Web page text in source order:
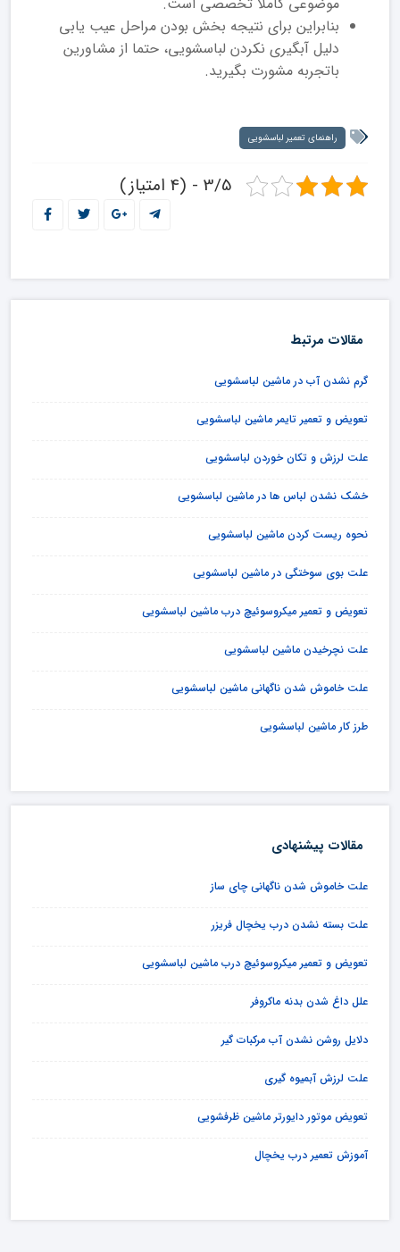
بنابراین برای نتیجه بخش بودن مراحل عیب یابی
دلیل آبگیری نکردن لباسشویی، حتما از مشاورین
باتجربه مشورت بگیرید.
راهنمای تعمیر لباسشویی
3/5 - (4 امتیاز)
مقالات مرتبط
گرم نشدن آب در ماشین لباسشویی
تعویض و تعمیر تایمر ماشین لباسشویی
علت لرزش و تکان خوردن لباسشویی
خشک نشدن لباس ها در ماشین لباسشویی
نحوه ریست کردن ماشین لباسشویی
علت بوی سوختگی در ماشین لباسشویی
تعویض و تعمیر میکروسوئیچ درب ماشین لباسشویی
علت نچرخیدن ماشین لباسشویی
علت خاموش شدن ناگهانی ماشین لباسشویی
طرز کار ماشین لباسشویی
مقالات پیشنهادی
علت خاموش شدن ناگهانی چای ساز
علت بسته نشدن درب یخچال فریزر
تعویض و تعمیر میکروسوئیچ درب ماشین لباسشویی
علل داغ شدن بدنه ماکروفر
دلایل روشن نشدن آب مرکبات گیر
علت لرزش آبمیوه گیری
تعویض موتور دایورتر ماشین ظرفشویی
آموزش تعمیر درب یخچال